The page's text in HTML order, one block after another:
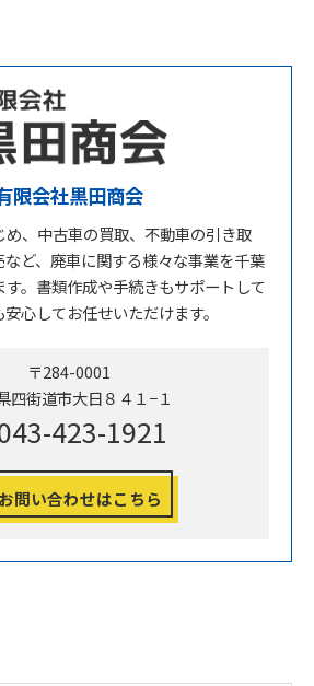
限会社黒田商会
め、中古車の買取、不動車の引き取
など、廃車に関する様々な事業を千葉
す。書類作成や手続きもサポートして
心してお任せいただけます。
〒284-0001
四街道市大日８４１−１
423-1921
お問い合わせはこちら